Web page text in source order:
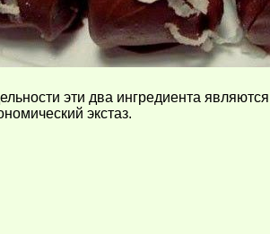
эти два ингредиента
экстаз.